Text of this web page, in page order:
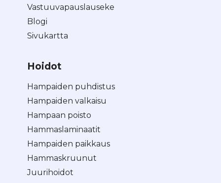
Vastuuvapauslauseke
Blogi
Sivukartta
Hoidot
Hampaiden puhdistus
Hampaiden valkaisu
Hampaan poisto
Hammaslaminaatit
Hampaiden paikkaus
Hammaskruunut
Juurihoidot